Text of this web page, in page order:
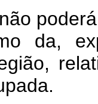
da,